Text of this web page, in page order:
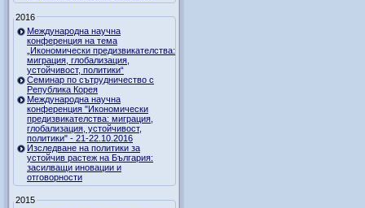
2016
Международна научна
конференция на тема
„Икономически предизвикателства:
миграция, глобализация,
устойчивост, политики“
Семинар по сътрудничество с
Република Корея
Международна научна
конференция "Икономически
предизвикателства: миграция,
глобализация, устойчивост,
политики" - 21-22.10.2016
Изследване на политики за
устойчив растеж на България:
засилващи иновации и
отговорности
2015